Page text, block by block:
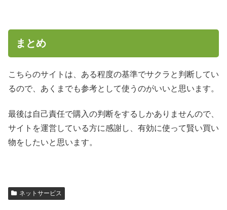
まとめ
こちらのサイトは、ある程度の基準でサクラと判断してい
るので、あくまでも参考として使うのがいいと思います。
最後は自己責任で購入の判断をするしかありませんので、
サイトを運営している方に感謝し、有効に使って賢い買い
物をしたいと思います。
ネットサービス